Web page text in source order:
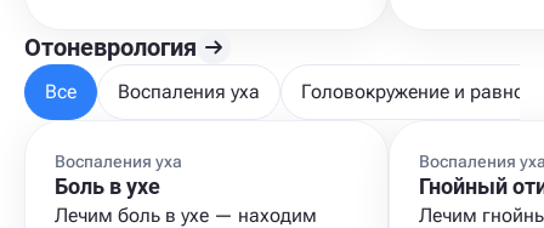
Отоневрология
Все Воспаления уха Головокружение и
Воспаления уха
Боль в ухе
Лечим боль в ухе — находим
Воспаления
Гнойный
Лечим